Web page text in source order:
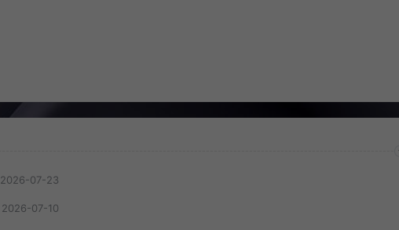
2026-07-23
2026-07-10